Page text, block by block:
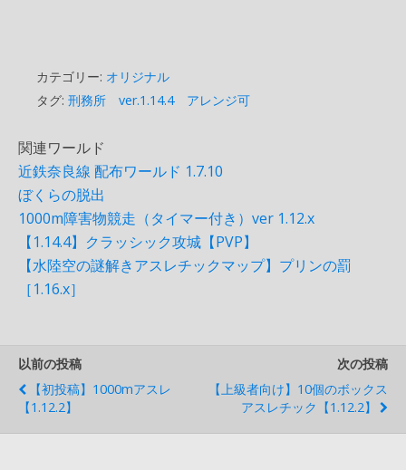
カテゴリー: オリジナル
タグ: 刑務所 ver.1.14.4 アレンジ可
関連ワールド
近鉄奈良線 配布ワールド 1.7.10
ぼくらの脱出
1000m障害物競走（タイマー付き）ver 1.12.x
【1.14.4】クラッシック攻城【PVP】
【水陸空の謎解きアスレチックマップ】プリンの罰
［1.16.x］
以前の投稿
【初投稿】1000mアスレ
【1.12.2】
次の投稿
【上級者向け】10個のボックス
アスレチック【1.12.2】